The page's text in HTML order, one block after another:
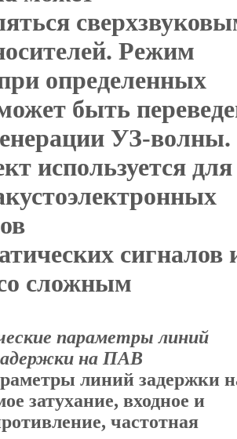
Режим
определенных
быть
УЗ-волны.
используется для
сигналов
сложным
параметры линий
на ПАВ
линий задержки
затухание, входное и
частотная